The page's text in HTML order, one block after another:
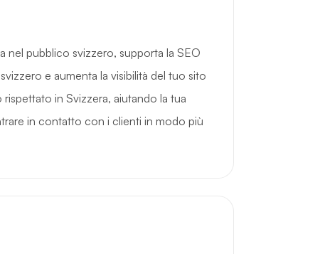
nel pubblico svizzero, supporta la SEO
e aumenta la visibilità del tuo sito
in Svizzera, aiutando la tua
in contatto con i clienti in modo più